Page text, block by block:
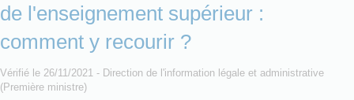
de l'enseignement supérieur :
comment y recourir ?
Vérifié le 26/11/2021 - Direction de l'information légale et administrative
(Première ministre)